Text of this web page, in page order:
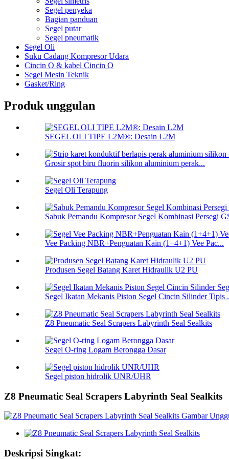
Segel penyeka
Bagian panduan
Segel putar
Segel pneumatik
Segel Oli
Suku Cadang Kompresor Udara
Cincin O & kabel Cincin O
Segel Mesin Teknik
Gasket/Ring
Produk unggulan
SEGEL OLI TIPE L2M®: Desain L2M
Grosir spot biru fluorin silikon aluminium perak...
Segel Oli Terapung
Sabuk Pemandu Kompresor Segel Kombinasi Persegi
Vee Packing NBR+Penguatan Kain (1+4+1) Vee Pac...
Produsen Segel Batang Karet Hidraulik U2 PU
Segel Ikatan Mekanis Piston Segel Cincin Silinder Tipis
Z8 Pneumatic Seal Scrapers Labyrinth Seal Sealkits
Segel O-ring Logam Berongga Dasar
Segel piston hidrolik UNR/UHR
Z8 Pneumatic Seal Scrapers Labyrinth Seal Sealkits
Deskripsi Singkat: